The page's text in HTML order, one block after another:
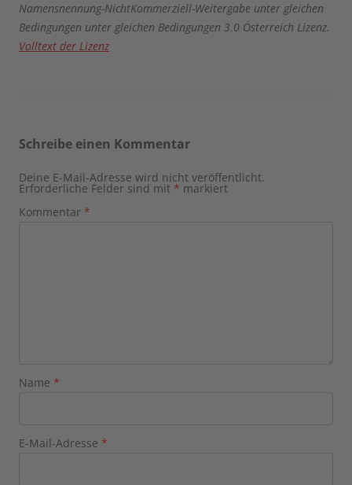
Namensnennung-NichtKommerziell-Weitergabe unter gleichen
Bedingungen unter gleichen Bedingungen 3.0 Österreich Lizenz.
Volltext der Lizenz
Schreibe einen Kommentar
Deine E-Mail-Adresse wird nicht veröffentlicht.
Erforderliche Felder sind mit * markiert
Kommentar *
Name *
E-Mail-Adresse *